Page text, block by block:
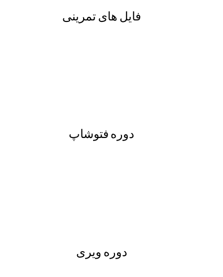
فایل های تمرینی
دوره فتوشاپ
دوره ویری